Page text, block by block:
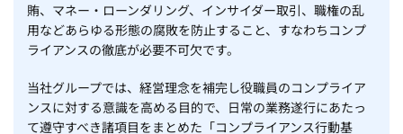
賄、マネー・ローンダリング、インサイダー取引、職権の乱
用などあらゆる形態の腐敗を防止すること、すなわちコンプ
ライアンスの徹底が必要不可欠です。
当社グループでは、経営理念を補完し役職員のコンプライア
ンスに対する意識を高める目的で、日常の業務遂行にあたっ
て遵守すべき諸項目をまとめた「コンプライアンス行動基